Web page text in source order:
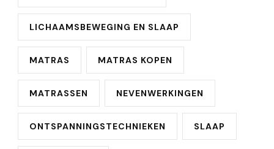
LICHAAMSBEWEGING EN SLAAP
MATRAS MATRAS KOPEN
MATRASSEN NEVENWERKINGEN
ONTSPANNINGSTECHNIEKEN SLAAP